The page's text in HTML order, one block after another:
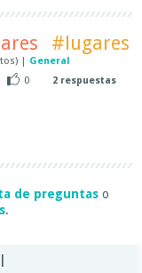
#lugares
| General
0
2 respuestas
de preguntas o
.